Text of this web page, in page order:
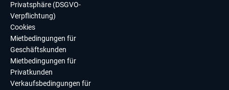
Privatsphäre (DSGVO-
Verpflichtung)
Cookies
Mietbedingungen für
Geschäftskunden
Mietbedingungen für
Privatkunden
Verkaufsbedingungen für